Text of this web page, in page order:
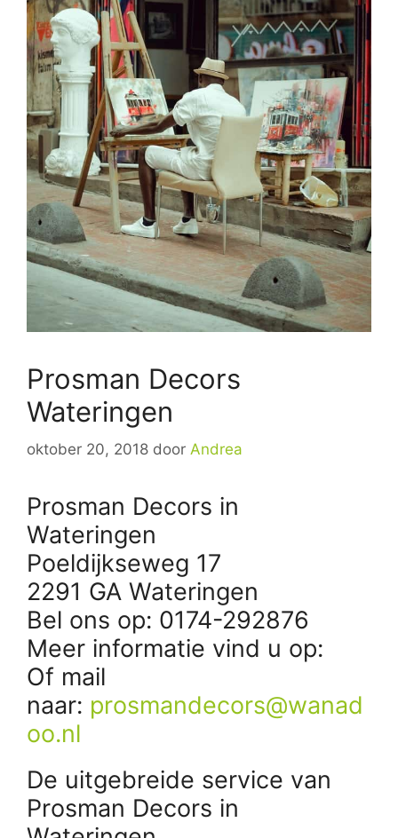
Prosman Decors
Wateringen
oktober 20, 2018 door Andrea
Prosman Decors in
Wateringen
Poeldijkseweg 17
2291 GA Wateringen
Bel ons op: 0174-292876
Meer informatie vind u op:
Of mail
naar: prosmandecors@wanad
oo.nl
De uitgebreide service van
Prosman Decors in